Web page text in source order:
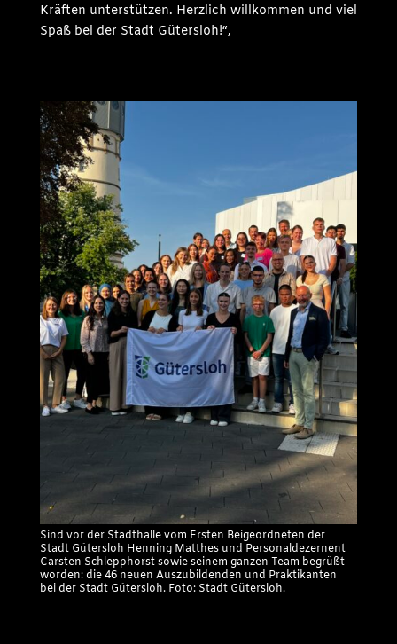
Kräften unterstützen. Herzlich willkommen und viel
Spaß bei der Stadt Gütersloh!“,
Sind vor der Stadthalle vom Ersten Beigeordneten der
Stadt Gütersloh Henning Matthes und Personaldezernent
Carsten Schlepphorst sowie seinem ganzen Team begrüßt
worden: die 46 neuen Auszubildenden und Praktikanten
bei der Stadt Gütersloh. Foto: Stadt Gütersloh.